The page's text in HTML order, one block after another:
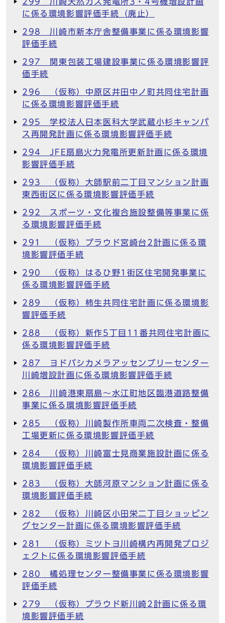
に係る環境影響評価手続（廃止）
298 川崎市新本庁舎整備事業に係る環境影響
評価手続
297 関東包装工場建設事業に係る環境影響評
価手続
296 （仮称）中原区井田中ノ町共同住宅計画
に係る環境影響評価手続
295 学校法人日本医科大学武蔵小杉キャンパ
ス再開発計画に係る環境影響評価手続
294 JFE扇島火力発電所更新計画に係る環境
影響評価手続
293 （仮称）大師駅前二丁目マンション計画
東西街区に係る環境影響評価手続
292 スポーツ・文化複合施設整備等事業に係
る環境影響評価手続
291 （仮称）プラウド宮崎台2計画に係る環
境影響評価手続
290 （仮称）はるひ野1街区住宅開発事業に
係る環境影響評価手続
289 （仮称）柿生共同住宅計画に係る環境影
響評価手続
288 （仮称）新作5丁目11番共同住宅計画に
係る環境影響評価手続
287 ヨドバシカメラアッセンブリーセンター
川崎増設計画に係る環境影響評価手続
286 川崎港東扇島～水江町地区臨港道路整備
事業に係る環境影響評価手続
285 （仮称）川崎製作所車両二次検査・整備
工場更新に係る環境影響評価手続
284 （仮称）川崎富士見商業施設計画に係る
環境影響評価手続
283 （仮称）大師河原マンション計画に係る
環境影響評価手続
282 （仮称）川崎区小田栄二丁目ショッピン
グセンター計画に係る環境影響評価手続
281 （仮称）ミツトヨ川崎構内再開発プロジ
ェクトに係る環境影響評価手続
280 橘処理センター整備事業に係る環境影響
評価手続
279 （仮称）プラウド新川崎2計画に係る環
境影響評価手続